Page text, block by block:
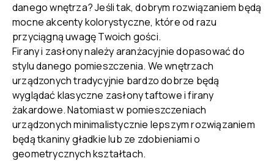
danego wnętrza? Jeśli tak, dobrym rozwiązaniem będą
mocne akcenty kolorystyczne, które od razu
przyciągną uwagę Twoich gości.
Firany i zasłony należy aranżacyjnie dopasować do
stylu danego pomieszczenia. We wnętrzach
urządzonych tradycyjnie bardzo dobrze będą
wyglądać klasyczne zasłony taftowe i firany
żakardowe. Natomiast w pomieszczeniach
urządzonych minimalistycznie lepszym rozwiązaniem
będą tkaniny gładkie lub ze zdobieniami o
geometrycznych kształtach.